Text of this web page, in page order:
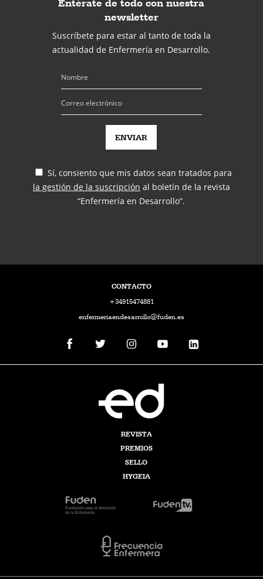
Entérate de todo con nuestra
newsletter
Suscríbete para estar al tanto de toda la
actualidad de Enfermería en Desarrollo.
Sí, consiento que mis datos sean tratados para
la gestión de la suscripción al boletín de la revista
“Enfermería en Desarrollo”.
CONTACTO
+34915474881
enfermeriaendesarrollo@fuden.es
REVISTA
PREMIOS
SELLO
HYGEIA